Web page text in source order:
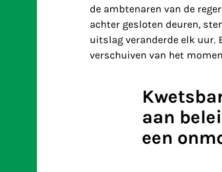
de ambtenaren van de
achter gesloten deuren,
uitslag veranderde elk uur.
verschuiven van het
aan
een